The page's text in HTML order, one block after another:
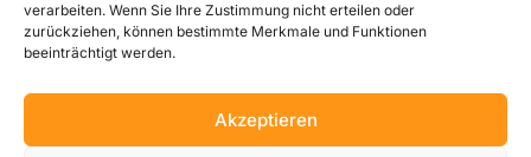
verarbeiten. Wenn Sie Ihre Zustimmung nicht erteilen oder
zurückziehen, können bestimmte Merkmale und Funktionen
beeinträchtigt werden.
Akzeptieren
© 2026 MakerVerse Greifswalder Straße 155, 10409
Berlin, Deutschland